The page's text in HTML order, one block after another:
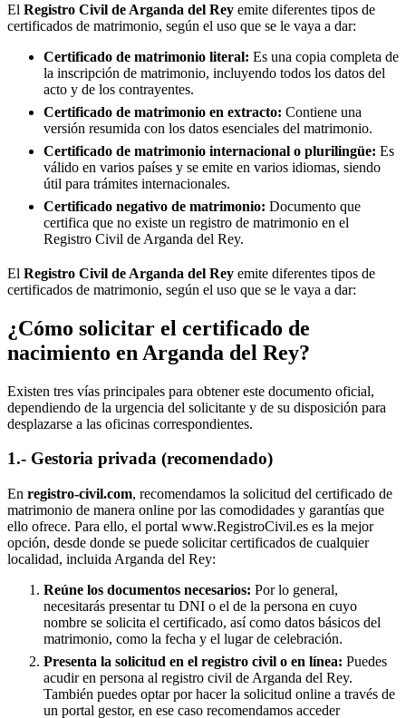
El Registro Civil de Arganda del Rey emite diferentes tipos de
certificados de matrimonio, según el uso que se le vaya a dar:
Certificado de matrimonio literal: Es una copia completa de
la inscripción de matrimonio, incluyendo todos los datos del
acto y de los contrayentes.
Certificado de matrimonio en extracto: Contiene una
versión resumida con los datos esenciales del matrimonio.
Certificado de matrimonio internacional o plurilingüe: Es
válido en varios países y se emite en varios idiomas, siendo
útil para trámites internacionales.
Certificado negativo de matrimonio: Documento que
certifica que no existe un registro de matrimonio en el
Registro Civil de Arganda del Rey.
El Registro Civil de Arganda del Rey emite diferentes tipos de
certificados de matrimonio, según el uso que se le vaya a dar:
¿Cómo solicitar el certificado de
nacimiento en Arganda del Rey?
Existen tres vías principales para obtener este documento oficial,
dependiendo de la urgencia del solicitante y de su disposición para
desplazarse a las oficinas correspondientes.
1.- Gestoria privada (recomendado)
En registro-civil.com, recomendamos la solicitud del certificado de
matrimonio de manera online por las comodidades y garantías que
ello ofrece. Para ello, el portal www.RegistroCivil.es es la mejor
opción, desde donde se puede solicitar certificados de cualquier
localidad, incluida Arganda del Rey:
Reúne los documentos necesarios: Por lo general,
necesitarás presentar tu DNI o el de la persona en cuyo
nombre se solicita el certificado, así como datos básicos del
matrimonio, como la fecha y el lugar de celebración.
Presenta la solicitud en el registro civil o en línea: Puedes
acudir en persona al registro civil de Arganda del Rey.
También puedes optar por hacer la solicitud online a través de
un portal gestor, en ese caso recomendamos acceder